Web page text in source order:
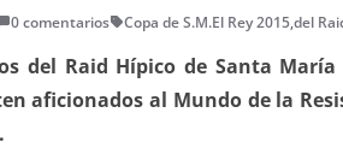
0 comentarios Copa de S.M.El Rey 2015,del
del Raid Hípico de Santa
aficionados al Mundo de la